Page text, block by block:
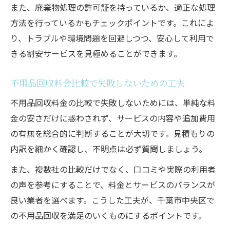
不用品回収費用を節約する持ち込み活用法
不用品回収費用を下げるための交渉ポイン
ト
千葉市中央区で納得の不用品回収を実現するコ
不用品回収後のトラブルを防ぐチェック項
目
満足度の高い不用品回収依頼の流れを紹介
納得できる料金で不用品回収を依頼する方
法
また、廃棄物処理の許可証を持っているか、適正な処理
方法を行っているかもチェックポイントです。これによ
り、トラブルや環境問題を回避しつつ、安心して利用で
きる割安サービスを見極めることができます。
不用品回収料金比較で失敗しないための工夫
不用品回収料金の比較で失敗しないためには、単純な料
金の安さだけに惑わされず、サービスの内容や追加費用
の有無を総合的に判断することが大切です。見積もりの
内訳を細かく確認し、不明点は必ず質問しましょう。
また、複数社の比較だけでなく、口コミや実際の利用者
の声を参考にすることで、料金とサービスのバランスが
良い業者を選べます。こうした工夫が、千葉市中央区で
の不用品回収を満足のいくものにするポイントです。